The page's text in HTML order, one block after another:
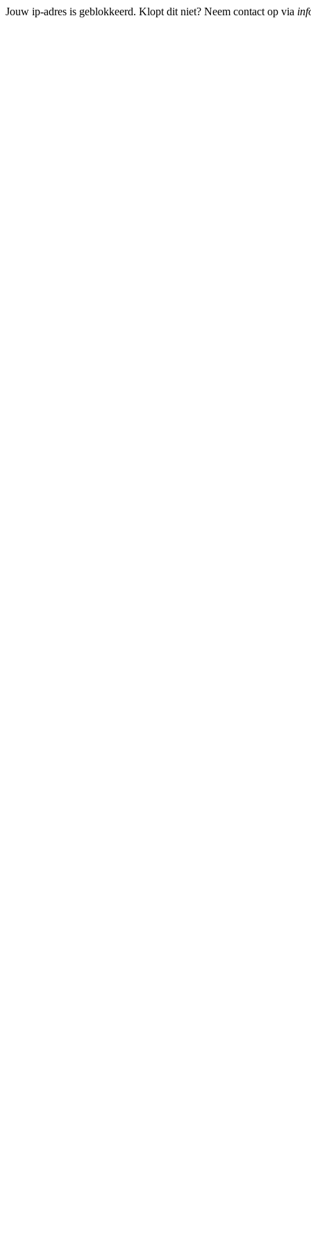
Jouw ip-adres is geblokkeerd. Klopt dit niet? Neem contact op via